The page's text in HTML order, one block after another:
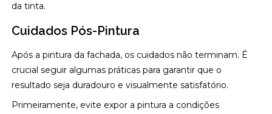
da tinta.
Cuidados Pós-Pintura
Após a pintura da fachada, os cuidados não terminam. É
crucial seguir algumas práticas para garantir que o
resultado seja duradouro e visualmente satisfatório.
Primeiramente, evite expor a pintura a condições